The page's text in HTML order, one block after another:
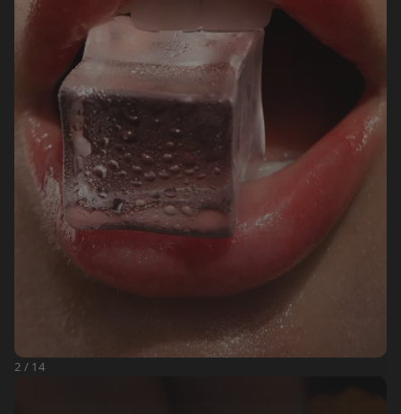
2 / 14